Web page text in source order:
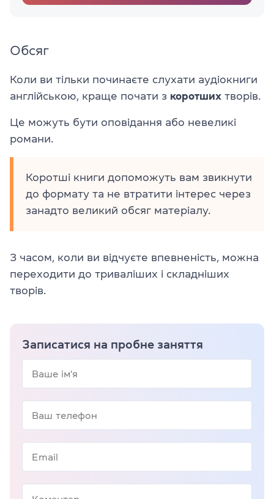
Обсяг
Коли ви тільки починаєте слухати аудіокниги
англійською, краще почати з коротших творів.
Це можуть бути оповідання або невеликі
романи.
Коротші книги допоможуть вам звикнути
до формату та не втратити інтерес через
занадто великий обсяг матеріалу.
З часом, коли ви відчуєте впевненість, можна
переходити до триваліших і складніших
творів.
Записатися на пробне заняття